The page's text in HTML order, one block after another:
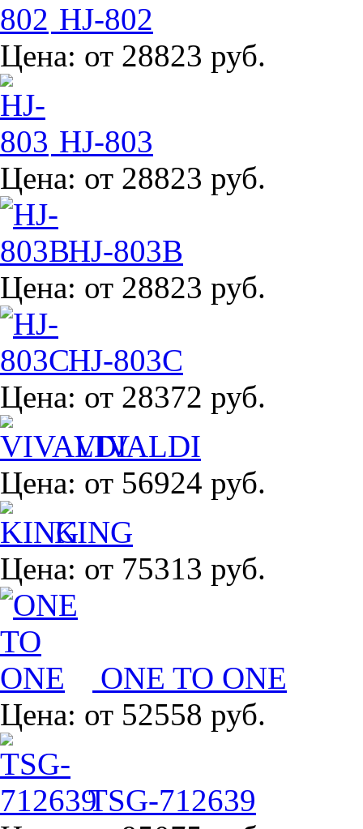
HJ-802
Цена: от 28823 руб.
HJ-803
Цена: от 28823 руб.
HJ-803B
Цена: от 28823 руб.
HJ-803C
Цена: от 28372 руб.
VIVALDI
Цена: от 56924 руб.
KING
Цена: от 75313 руб.
ONE TO ONE
Цена: от 52558 руб.
TSG-712639